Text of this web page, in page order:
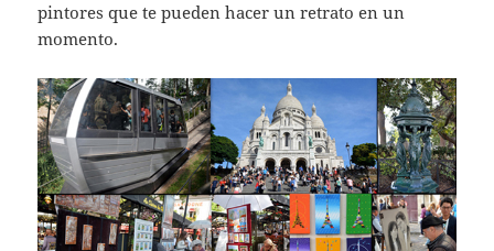
pintores que te pueden hacer un retrato en un
momento.